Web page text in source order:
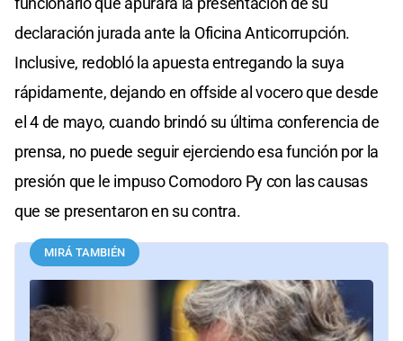
declaración jurada ante la Oficina Anticorrupción.
Inclusive, redobló la apuesta entregando la suya
rápidamente, dejando en offside al vocero que desde
el 4 de mayo, cuando brindó su última conferencia de
prensa, no puede seguir ejerciendo esa función por la
presión que le impuso Comodoro Py con las causas
que se presentaron en su contra.
MIRÁ TAMBIÉN